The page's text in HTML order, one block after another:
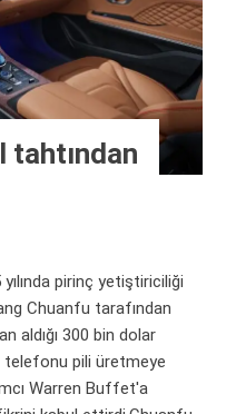
tahtından
yılında pirinç yetiştiriciliği
Chuanfu tarafından
aldığı 300 bin dolar
telefonu pili üretmeye
Warren Buffet'a